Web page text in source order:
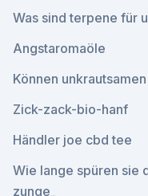
Was sind terpene für
Angstaromaöle
Können unkrautsamen
Zick-zack-bio-hanf
Händler joe cbd tee
Wie lange spüren sie
zunge_